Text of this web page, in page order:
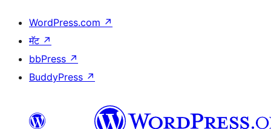
WordPress.com ↗
मॅट ↗
bbPress ↗
BuddyPress ↗